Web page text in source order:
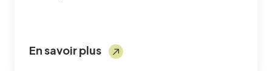
En savoir plus